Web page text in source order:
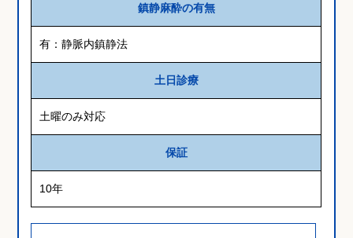
鎮静麻酔の有無
有：静脈内鎮静法
土日診療
土曜のみ対応
保証
10年